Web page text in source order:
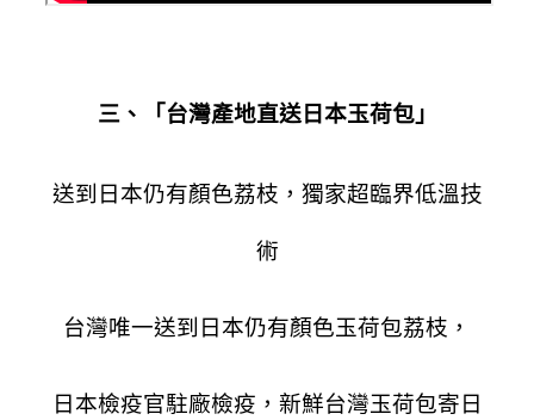
三、「台灣產地直送日本玉荷包」
送到日本仍有顏色荔枝，獨家超臨界低溫技
術
台灣唯一送到日本仍有顏色玉荷包荔枝，
日本檢疫官駐廠檢疫，新鮮台灣玉荷包寄日